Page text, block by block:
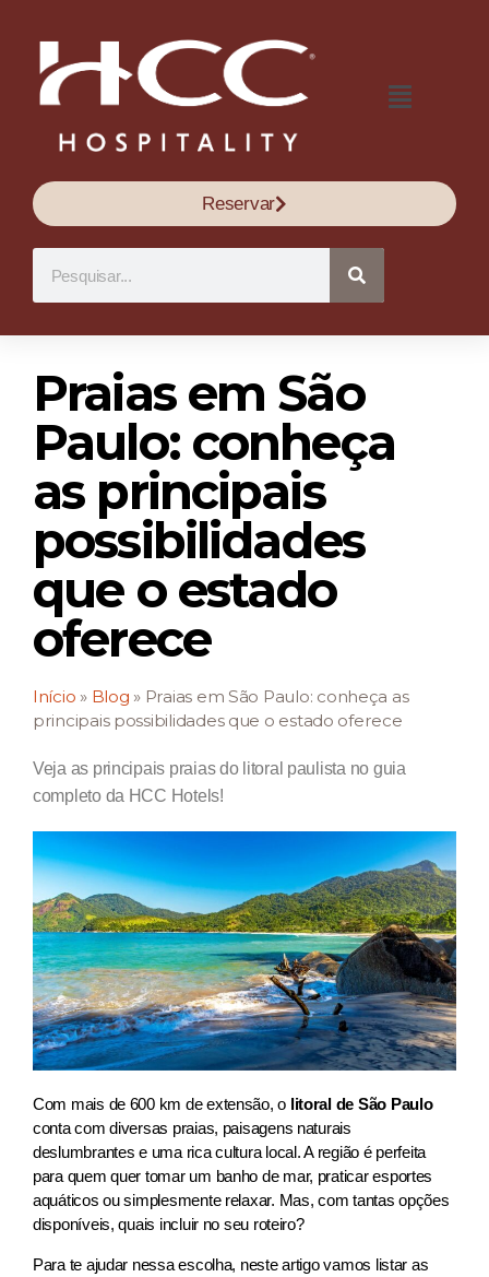
Reservar
Praias em São
Paulo: conheça
as principais
possibilidades
que o estado
oferece
Início » Blog » Praias em São Paulo: conheça as
principais possibilidades que o estado oferece
Veja as principais praias do litoral paulista no guia
completo da HCC Hotels!
Com mais de 600 km de extensão, o litoral de São Paulo
conta com diversas praias, paisagens naturais
deslumbrantes e uma rica cultura local. A região é perfeita
para quem quer tomar um banho de mar, praticar esportes
aquáticos ou simplesmente relaxar. Mas, com tantas opções
disponíveis, quais incluir no seu roteiro?
Para te ajudar nessa escolha, neste artigo vamos listar as